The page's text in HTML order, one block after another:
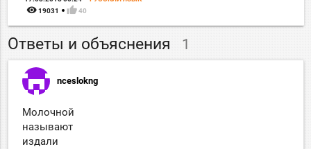
remove_red_eye 19031 thumb_up 40
Ответы и объяснения 1
nceslokng
Молочной
называют
издали